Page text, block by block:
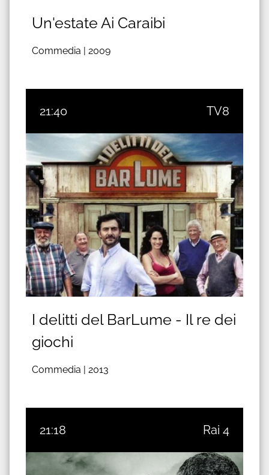
Un'estate Ai Caraibi
Commedia | 2009
21:40 TV8
I delitti del BarLume - Il re dei
giochi
Commedia | 2013
21:18 Rai 4